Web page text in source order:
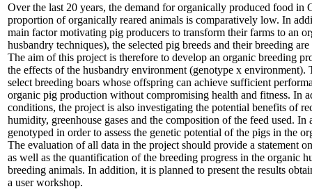
Over the last 20 years, the demand for organically produced food
proportion of organically reared animals is comparatively low. In
main factor motivating pig producers to transform their farms to an
husbandry techniques), the selected pig breeds and their breeding
The aim of this project is therefore to develop an organic breeding
the effects of the husbandry environment (genotype x
select breeding boars whose offspring can achieve sufficient
organic pig production without compromising health and fitness. In
conditions, the project is also investigating the potential benefits of
humidity, greenhouse gases and the composition of the feed used.
genotyped in order to assess the genetic potential of the pigs in the
The evaluation of all data in the project should provide a statement
as well as the quantification of the breeding progress in the organic
breeding animals. In addition, it is planned to present the results
a user workshop.